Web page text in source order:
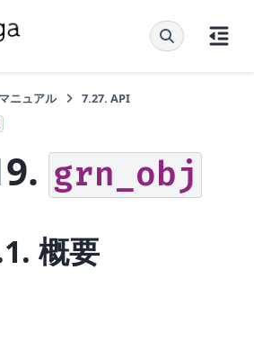
ニュアル 7.27. API
grn_obj
概要